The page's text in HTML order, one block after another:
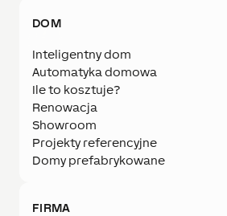
DOM
Inteligentny dom
Automatyka domowa
Ile to kosztuje?
Renowacja
Showroom
Projekty referencyjne
Domy prefabrykowane
FIRMA